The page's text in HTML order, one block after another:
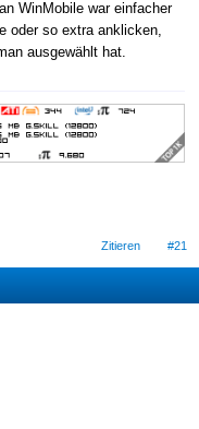
WinMobile war einfacher
oder so extra anklicken,
ausgewählt hat.
Zitieren #21